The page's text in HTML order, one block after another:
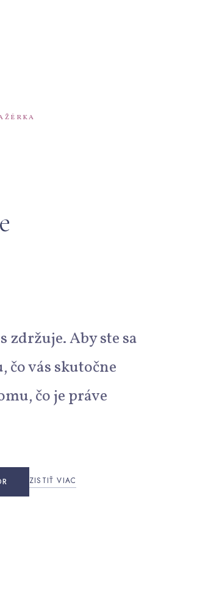
zdržuje. Aby ste sa
vás skutočne
čo je práve
ZISTIŤ VIAC